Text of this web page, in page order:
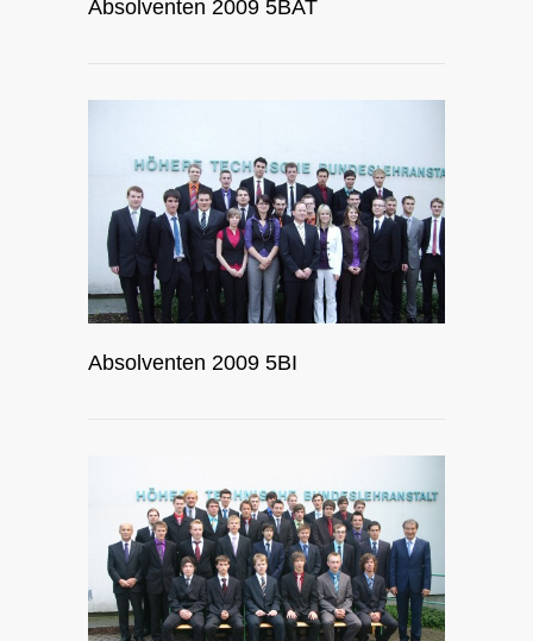
Absolventen 2009 5BAT
Absolventen 2009 5BI